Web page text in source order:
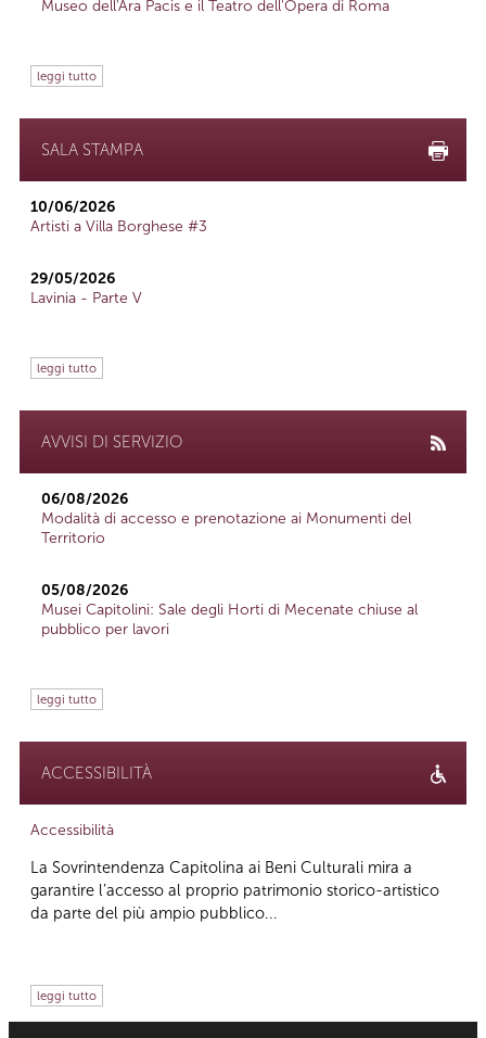
Museo dell'Ara Pacis e il Teatro dell'Opera di Roma
leggi tutto
SALA STAMPA
10/06/2026
Artisti a Villa Borghese #3
29/05/2026
Lavinia - Parte V
leggi tutto
AVVISI DI SERVIZIO
06/08/2026
Modalità di accesso e prenotazione ai Monumenti del
Territorio
05/08/2026
Musei Capitolini: Sale degli Horti di Mecenate chiuse al
pubblico per lavori
leggi tutto
ACCESSIBILITÀ
Accessibilità
La Sovrintendenza Capitolina ai Beni Culturali mira a
garantire l’accesso al proprio patrimonio storico-artistico
da parte del più ampio pubblico...
leggi tutto